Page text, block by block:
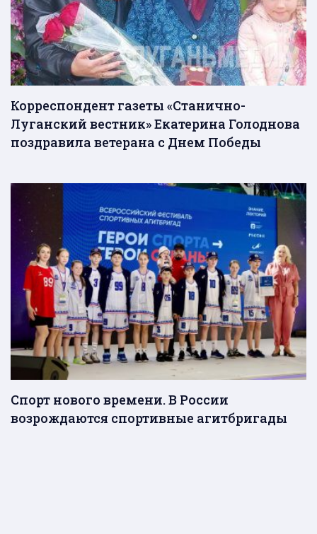
Корреспондент газеты «Станично-
Луганский вестник» Екатерина Голоднова
поздравила ветерана с Днем Победы
Спорт нового времени. В России
возрождаются спортивные агитбригады